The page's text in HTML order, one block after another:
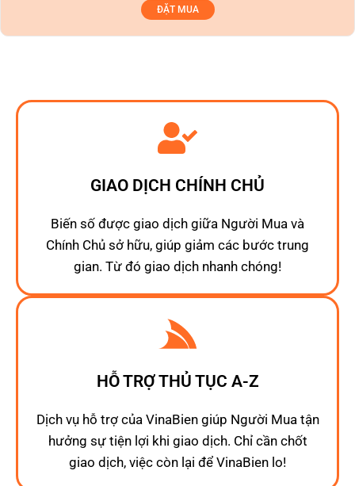
ĐẶT MUA
GIAO DỊCH CHÍNH CHỦ
Biến số được giao dịch giữa Người Mua và
Chính Chủ sở hữu, giúp giảm các bước trung
gian. Từ đó giao dịch nhanh chóng!
HỖ TRỢ THỦ TỤC A-Z
Dịch vụ hỗ trợ của VinaBien giúp Người Mua tận
hưởng sự tiện lợi khi giao dịch. Chỉ cần chốt
giao dịch, việc còn lại để VinaBien lo!